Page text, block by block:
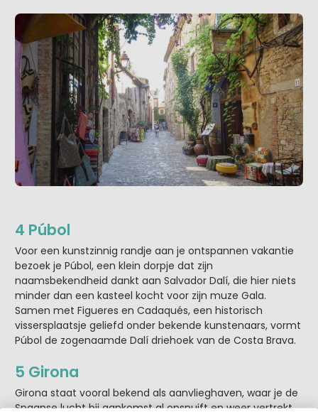
4 Púbol
Voor een kunstzinnig randje aan je ontspannen vakantie
bezoek je Púbol, een klein dorpje dat zijn
naamsbekendheid dankt aan Salvador Dalí, die hier niets
minder dan een kasteel kocht voor zijn muze Gala.
Samen met Figueres en Cadaqués, een historisch
vissersplaatsje geliefd onder bekende kunstenaars, vormt
Púbol de zogenaamde Dalí driehoek van de Costa Brava.
5 Girona
Girona staat vooral bekend als aanvlieghaven, waar je de
Spaanse lucht bij aankomst al opsnuift en weer vertrekt